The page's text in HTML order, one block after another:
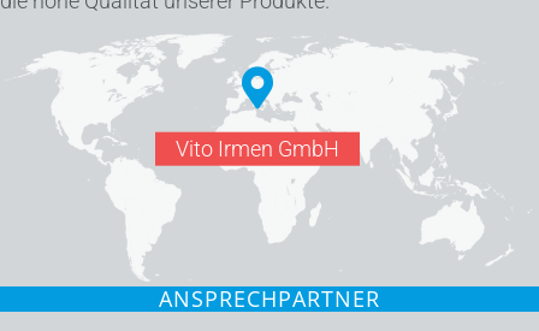
Vito Irmen GmbH
ANSPRECHPARTNER